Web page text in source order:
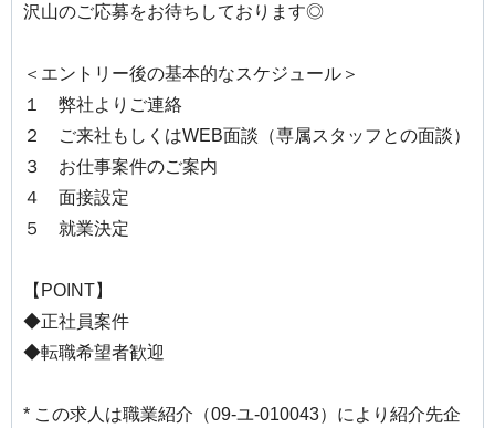
沢山のご応募をお待ちしております◎
＜エントリー後の基本的なスケジュール＞
１ 弊社よりご連絡
２ ご来社もしくはWEB面談（専属スタッフとの面談）
３ お仕事案件のご案内
４ 面接設定
５ 就業決定
【POINT】
◆正社員案件
◆転職希望者歓迎
* この求人は職業紹介（09-ユ-010043）により紹介先企